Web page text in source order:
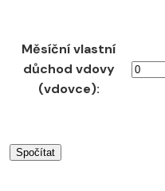
Měsíční vlastní
důchod vdovy
(vdovce):